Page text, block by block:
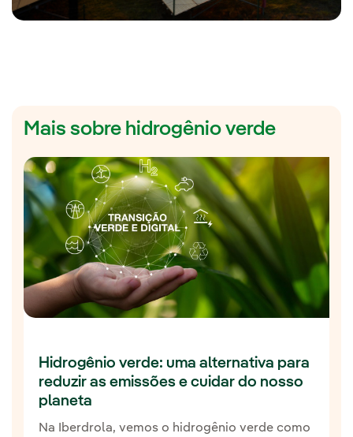
Mais sobre hidrogênio verde
Hidrogênio verde: uma alternativa para
reduzir as emissões e cuidar do nosso
planeta
Na Iberdrola, vemos o hidrogênio verde como